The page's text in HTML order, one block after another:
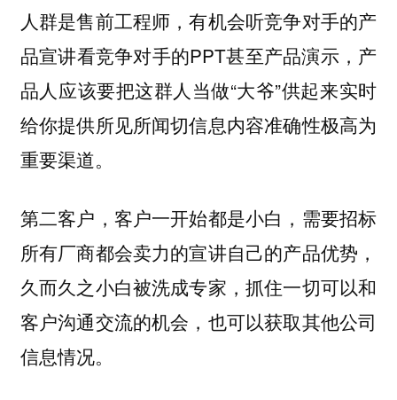
人群是售前工程师，有机会听竞争对手的产
品宣讲看竞争对手的PPT甚至产品演示，产
品人应该要把这群人当做“大爷”供起来实时
给你提供所见所闻切信息内容准确性极高为
重要渠道。
第二客户，客户一开始都是小白，需要招标
所有厂商都会卖力的宣讲自己的产品优势，
久而久之小白被洗成专家，抓住一切可以和
客户沟通交流的机会，也可以获取其他公司
信息情况。